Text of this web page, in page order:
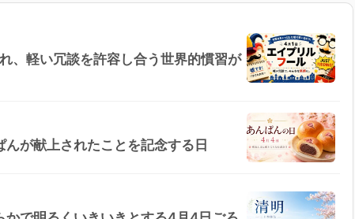
、軽い冗談を許容し合う世界的慣習が
が献上されたことを記念する日